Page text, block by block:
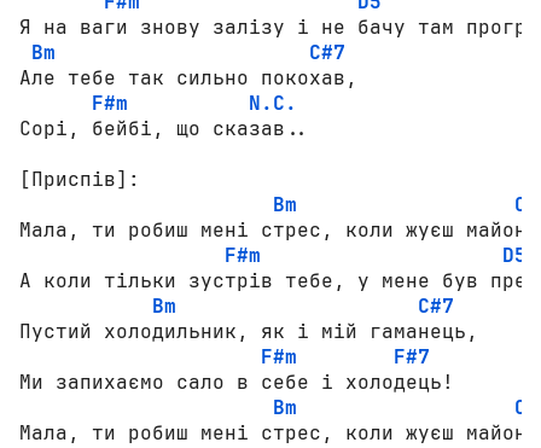
Я на ваги знову залізу і не бачу там
Bm
C#7
Але тебе так сильно покохав,
F#m
N.C.
Сорі, бейбі, що сказав..
[Приспів]:
Bm
Мала, ти робиш мені стрес, коли жуєш
F#m
D5
А коли тільки зустрів тебе, у мене був
Bm
C#7
Пустий холодильник, як і мій гаманець,
F#m
F#7
Ми запихаємо сало в себе і холодець!
Bm
Мала, ти робиш мені стрес, коли жуєш